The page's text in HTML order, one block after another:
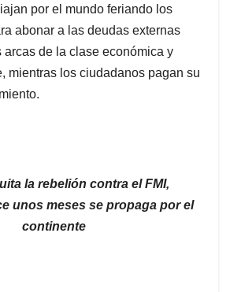
por el mundo feriando los
abonar a las deudas externas
arcas de la clase económica y
mientras los ciudadanos pagan su
la rebelión contra el FMI,
unos meses se propaga por el
continente